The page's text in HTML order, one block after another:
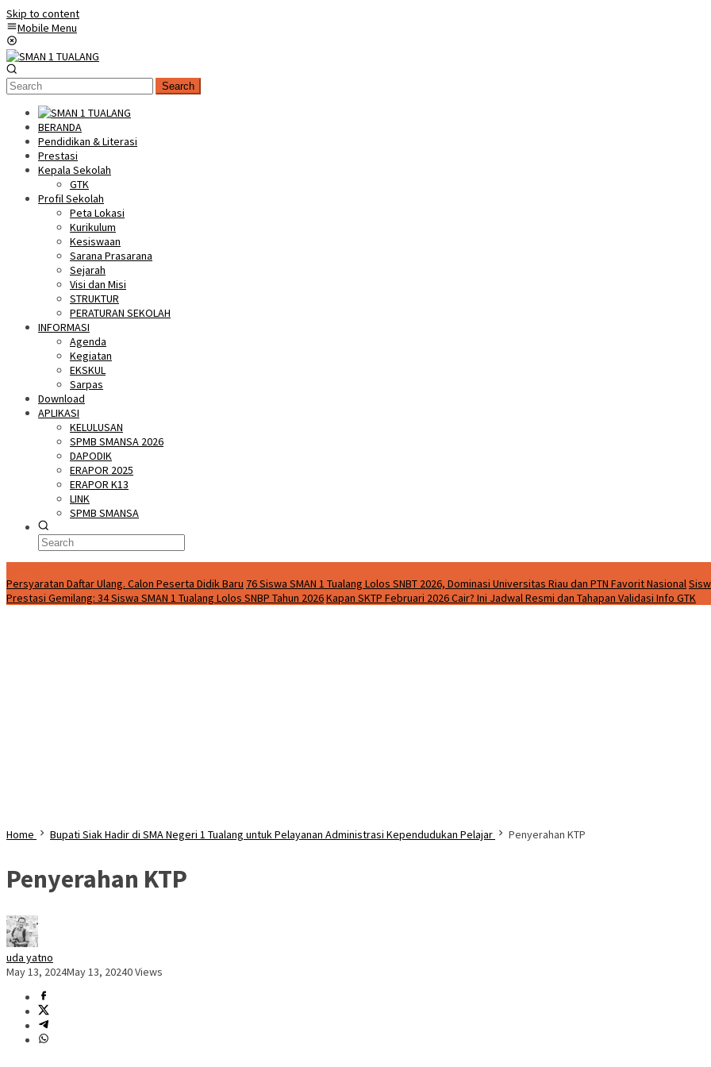
Skip to content
Mobile Menu
Search
BERANDA
Pendidikan & Literasi
Prestasi
Kepala Sekolah
GTK
Profil Sekolah
Peta Lokasi
Kurikulum
Kesiswaan
Sarana Prasarana
Sejarah
Visi dan Misi
STRUKTUR
PERATURAN SEKOLAH
INFORMASI
Agenda
Kegiatan
EKSKUL
Sarpas
Download
APLIKASI
KELULUSAN
SPMB SMANSA 2026
DAPODIK
ERAPOR 2025
ERAPOR K13
LINK
SPMB SMANSA
Persyaratan Daftar Ulang. Calon Peserta Didik Baru 76 Siswa SMAN 1 Tualang Lolos SNBT 2026, Dominasi Universitas Riau dan PTN Favorit Nasional
Prestasi Gemilang: 34 Siswa SMAN 1 Tualang Lolos SNBP Tahun 2026Kapan SKTP Februari 2026 Cair? Ini Jadwal Resmi dan Tahapan Validasi Info GTK
Home Bupati Siak Hadir di SMA Negeri 1 Tualang untuk Pelayanan Administrasi Kependudukan Pelajar Penyerahan KTP
Penyerahan KTP
uda yatno
May 13, 2024May 13, 20240 Views